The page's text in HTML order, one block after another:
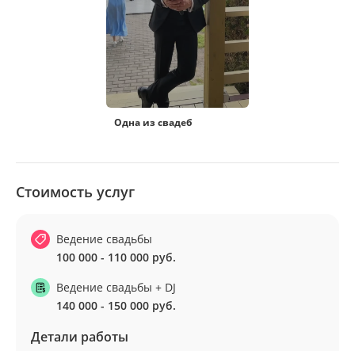
Одна из свадеб
Стоимость услуг
Ведение свадьбы
100 000 - 110 000 руб.
Ведение свадьбы + DJ
140 000 - 150 000 руб.
Детали работы